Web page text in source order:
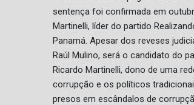
sentença foi confirmada em
Martinelli, líder do partido
Panamá. Apesar dos reveses
Raúl Mulino, será o candidato do
Ricardo Martinelli, dono de uma
corrupção e os políticos
presos em escândalos de